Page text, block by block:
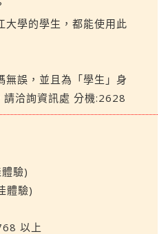
大學的學生，都能使用此
無誤，並且為「學生」身
請洽詢資訊處 分機:2628
驗)
體驗)
以上